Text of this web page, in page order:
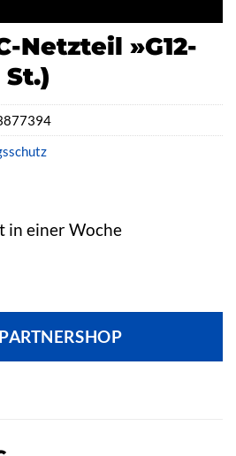
Netzteil »G12-
St.)
in einer Woche